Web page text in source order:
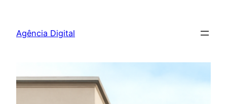
Agência Digital